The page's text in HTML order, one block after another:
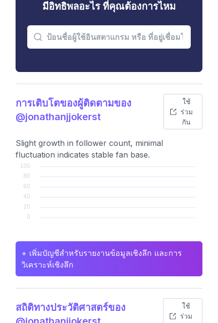
มีอิทธิพลอะไร ที่คุณต้องการไหม
การเติบโตของผู้ติดตามของ
@jonathanjjokerst
ใช้
ร่วม
กัน
Slight growth in follower count, minimal
fluctuation indicates stable fan base.
+ เพิ่มบัญชีสำหรับรายงานข้อมูลเชิงลึก และการ
วิเคราะห์เชิงลึก
สถิติทางประวัติศาสตร์ของ
ใช้
ร่วม